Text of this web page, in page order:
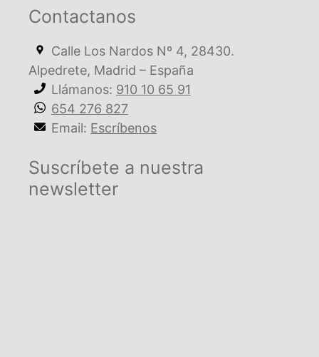
Contactanos
Calle Los Nardos Nº 4, 28430.
Alpedrete, Madrid – España
Llámanos: 910 10 65 91
654 276 827
Email: Escríbenos
Suscríbete a nuestra
newsletter